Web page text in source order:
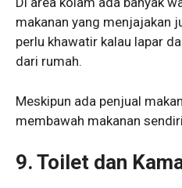
makanan yang menjajakan
perlu khawatir kalau lapar
dari rumah.
Meskipun ada penjual
membawah makanan
9. Toilet dan